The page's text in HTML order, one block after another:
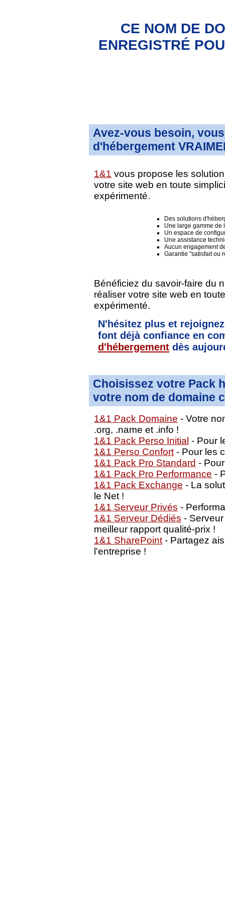
CE NOM DE
ENREGISTRÉ
Avez-vous besoin,
d'hébergement
1&1 vous propose les
votre site web en toute
expérimenté.
Des solutions
Une large gamme de
Un espace de
Une assistance
Aucun engagement
Garantie "satisfait ou
Bénéficiez du savoir-faire du
réaliser votre site web en
expérimenté.
N'hésitez plus et
font déjà confiance en
d'hébergement dès
Choisissez votre Pack
votre nom de domaine
1&1 Pack Domaine - Votre
.org, .name et .info !
1&1 Pack Perso Initial - Pour
1&1 Perso Confort - Pour les
1&1 Pack Pro Standard -
1&1 Pack Pro Performance -
1&1 Pack Exchange - La
le Net !
1&1 Serveur Privés -
1&1 Serveur Dédiés -
meilleur rapport qualité-prix !
1&1 SharePoint - Partagez
l'entreprise !